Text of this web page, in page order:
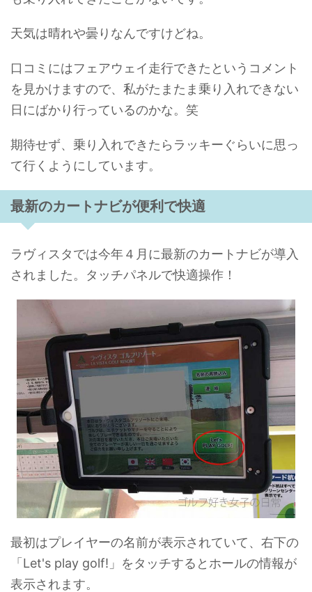
天気は晴れや曇りなんですけどね。
口コミにはフェアウェイ走行できたというコメント
を見かけますので、私がたまたま乗り入れできない
日にばかり行っているのかな。笑
期待せず、乗り入れできたらラッキーぐらいに思っ
て行くようにしています。
最新のカートナビが便利で快適
ラヴィスタでは今年４月に最新のカートナビが導入
されました。タッチパネルで快適操作！
最初はプレイヤーの名前が表示されていて、右下の
「Let's play golf!」をタッチするとホールの情報が
表示されます。